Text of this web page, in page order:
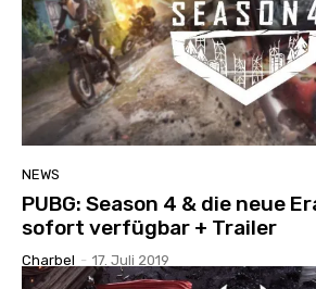
NEWS
PUBG: Season 4 & die neue
sofort verfügbar + Trailer
Charbel - 17. Juli 2019